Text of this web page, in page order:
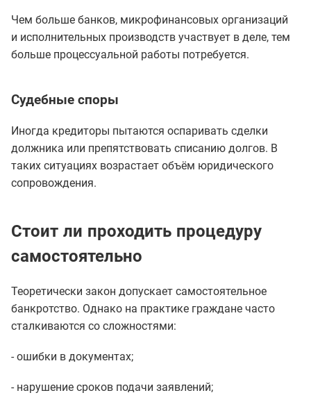
Чем больше банков, микрофинансовых организаций
и исполнительных производств участвует в деле, тем
больше процессуальной работы потребуется.
Судебные споры
Иногда кредиторы пытаются оспаривать сделки
должника или препятствовать списанию долгов. В
таких ситуациях возрастает объём юридического
сопровождения.
Стоит ли проходить процедуру
самостоятельно
Теоретически закон допускает самостоятельное
банкротство. Однако на практике граждане часто
сталкиваются со сложностями:
- ошибки в документах;
- нарушение сроков подачи заявлений;